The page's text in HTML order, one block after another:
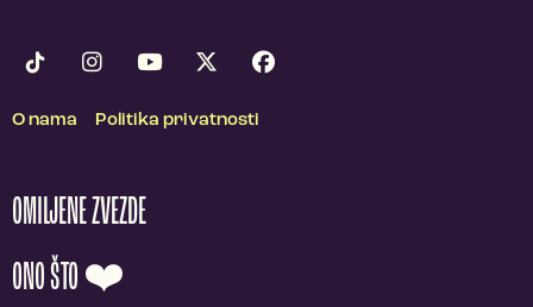
O nama Politika privatnosti
OMILJENE ZVEZDE
ONO ŠTO ❤️